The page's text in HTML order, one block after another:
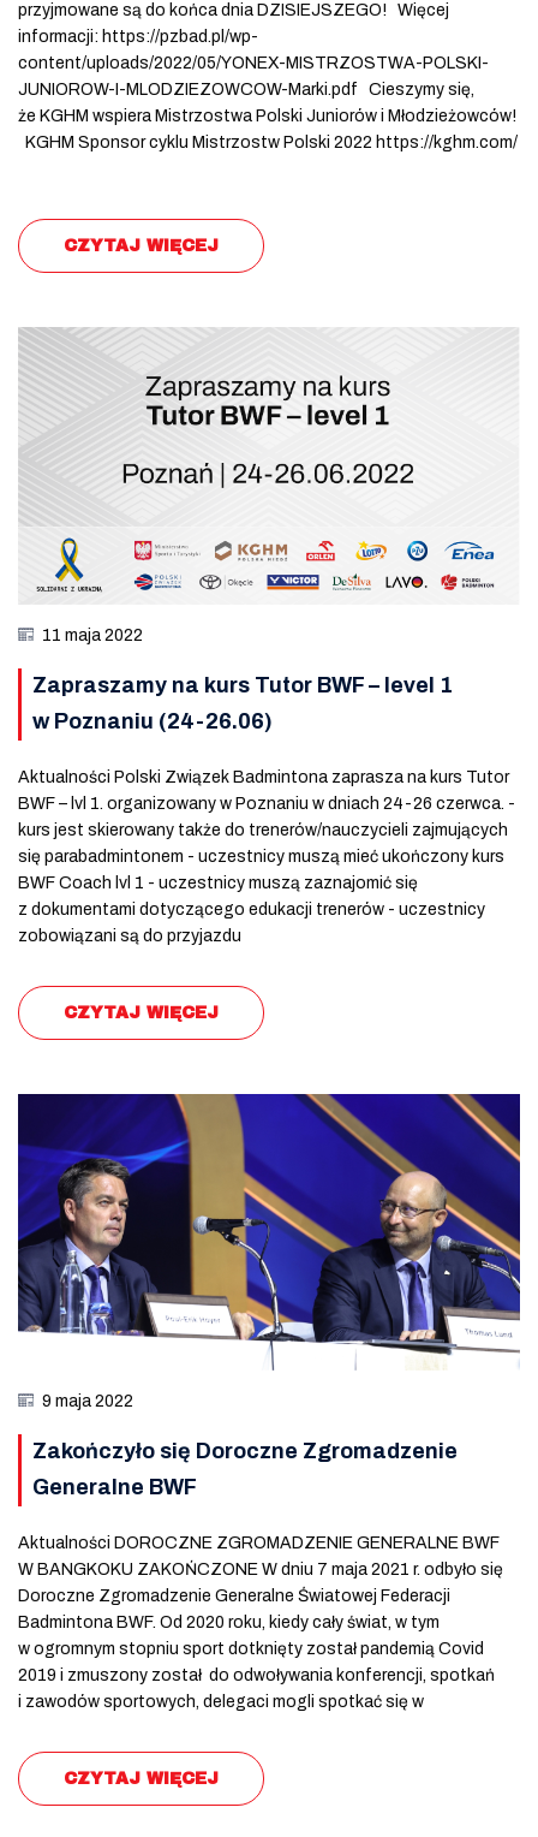
przyjmowane są do końca dnia DZISIEJSZEGO! Więcej
informacji: https://pzbad.pl/wp-
content/uploads/2022/05/YONEX-MISTRZOSTWA-POLSKI-
JUNIOROW-I-MLODZIEZOWCOW-Marki.pdf Cieszymy się,
że KGHM wspiera Mistrzostwa Polski Juniorów i Młodzieżowców!
KGHM Sponsor cyklu Mistrzostw Polski 2022 https://kghm.com/
CZYTAJ WIĘCEJ
11 maja 2022
Zapraszamy na kurs Tutor BWF – level 1
w Poznaniu (24-26.06)
Aktualności Polski Związek Badmintona zaprasza na kurs Tutor
BWF – lvl 1. organizowany w Poznaniu w dniach 24-26 czerwca. -
kurs jest skierowany także do trenerów/nauczycieli zajmujących
się parabadmintonem - uczestnicy muszą mieć ukończony kurs
BWF Coach lvl 1 - uczestnicy muszą zaznajomić się
z dokumentami dotyczącego edukacji trenerów - uczestnicy
zobowiązani są do przyjazdu
CZYTAJ WIĘCEJ
9 maja 2022
Zakończyło się Doroczne Zgromadzenie
Generalne BWF
Aktualności DOROCZNE ZGROMADZENIE GENERALNE BWF
W BANGKOKU ZAKOŃCZONE W dniu 7 maja 2021 r. odbyło się
Doroczne Zgromadzenie Generalne Światowej Federacji
Badmintona BWF. Od 2020 roku, kiedy cały świat, w tym
w ogromnym stopniu sport dotknięty został pandemią Covid
2019 i zmuszony został do odwoływania konferencji, spotkań
i zawodów sportowych, delegaci mogli spotkać się w
CZYTAJ WIĘCEJ